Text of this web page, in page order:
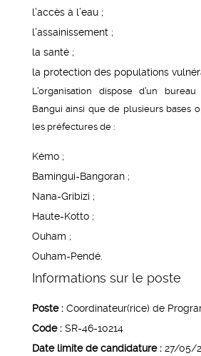
l’accès à l’eau ;
l’assainissement ;
la santé ;
la protection des populations
L’organisation dispose d’un
Bangui ainsi que de plusieurs bases
les préfectures de :
Kémo ;
Bamingui-Bangoran ;
Nana-Gribizi ;
Haute-Kotto ;
Ouham ;
Ouham-Pendé.
Informations sur le poste
Poste : Coordinateur(rice) de
Code : SR-46-10214
Date limite de candidature : 27/05/